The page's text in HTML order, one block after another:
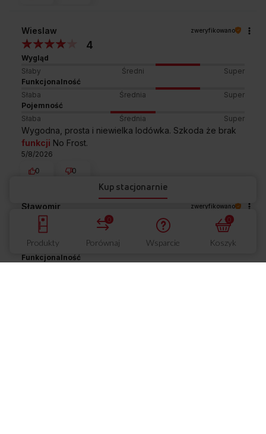
Produkty Porównaj
0
Wsparcie Koszyk
0
Kup stacjonarnie
Wieslaw zweryfikowano
4
Wygląd
Słaby
Średni
Super
Funkcjonalność
Słaba
Średnia
Super
Pojemność
Słaba
Średnia Super
Wygodna, prosta i niewielka lodówka. Szkoda że brak
funkcji No Frost.
5/8/2026
0
0
Sławomir zweryfikowano
Wygląd
Słaby
Super
Funkcjonalność